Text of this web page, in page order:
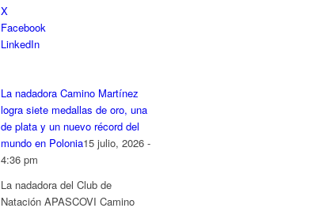
X
Facebook
LinkedIn
La nadadora Camino Martínez
logra siete medallas de oro, una
de plata y un nuevo récord del
mundo en Polonia15 julio, 2026 -
4:36 pm
La nadadora del Club de
Natación APASCOVI Camino